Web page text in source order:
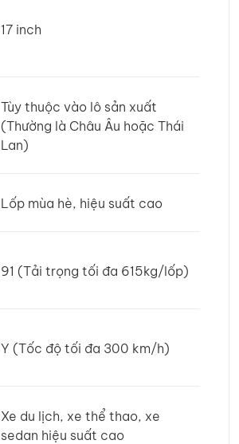
17 inch
Tùy thuộc vào lô sản xuất
(Thường là Châu Âu hoặc Thái
Lan)
Lốp mùa hè, hiệu suất cao
91 (Tải trọng tối đa 615kg/lốp)
Y (Tốc độ tối đa 300 km/h)
Xe du lịch, xe thể thao, xe
sedan hiệu suất cao